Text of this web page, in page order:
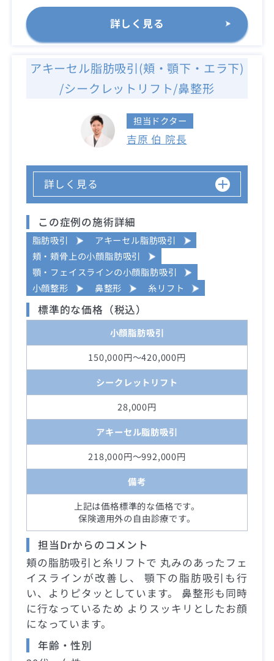
詳しく見る
アキーセル脂肪吸引(頬・顎下・エラ下)
/シークレットリフト/鼻整形
担当ドクター
吉原 伯 院長
詳しく見る
この症例の施術詳細
脂肪吸引
アキーセル脂肪吸引
頬・頬骨上の小顔脂肪吸引
顎・フェイスラインの小顔脂肪吸引
小顔整形
鼻整形 糸リフト
標準的な価格（税込）
小顔脂肪吸引
150,000円～420,000円
シークレットリフト
28,000円
アキーセル脂肪吸引
218,000円～992,000円
備考
上記は価格標準的な価格です。
保険適用外の自由診療です。
担当Drからのコメント
頬の脂肪吸引と糸リフトで 丸みのあったフェ
イスラインが改善し、 顎下の脂肪吸引も行
い、よりピタッとしています。 鼻整形も同時
に行なっているため よりスッキリとしたお顔
になっています。
年齢・性別